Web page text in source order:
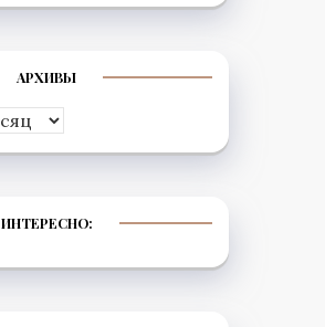
АРХИВЫ
ИНТЕРЕСНО: